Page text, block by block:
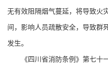
无有效阻隔烟气蔓延，将导致火
间，影响人员疏散安全，导致群
发生。
《四川省消防条例》第七十